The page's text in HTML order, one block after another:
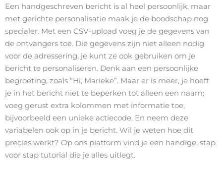
Een handgeschreven bericht is al heel persoonlijk, maar
met gerichte personalisatie maak je de boodschap nog
specialer. Met een CSV-upload voeg je de gegevens van
de ontvangers toe. Die gegevens zijn niet alleen nodig
voor de adressering, je kunt ze ook gebruiken om je
bericht te personaliseren. Denk aan een persoonlijke
begroeting, zoals “Hi, Marieke”. Maar er is meer, je hoeft
je in het bericht niet te beperken tot alleen een naam;
voeg gerust extra kolommen met informatie toe,
bijvoorbeeld een unieke actiecode. En neem deze
variabelen ook op in je bericht. Wil je weten hoe dit
precies werkt? Op ons platform vind je een handige, stap
voor stap tutorial die je alles uitlegt.